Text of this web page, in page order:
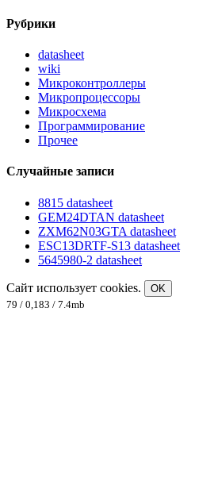
Рубрики
datasheet
wiki
Микроконтроллеры
Микропроцессоры
Микросхема
Программирование
Прочее
Случайные записи
8815 datasheet
GEM24DTAN datasheet
ZXM62N03GTA datasheet
ESC13DRTF-S13 datasheet
5645980-2 datasheet
Сайт использует cookies.
OK
79 / 0,183 / 7.4mb